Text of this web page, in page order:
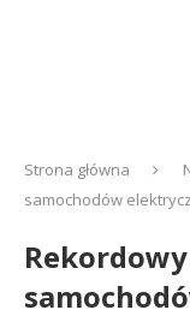
Strona główna
samochodów